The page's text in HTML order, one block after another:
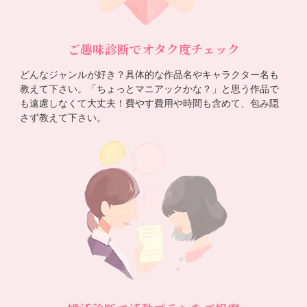
ご趣味診断でオタク度チェック
どんなジャンルが好き？具体的な作品名やキャラクター名も
教えて下さい。「ちょっとマニアックかな？」と思う作品で
も遠慮しなくて大丈夫！費やす費用や時間も含めて、包み隠
さず教えて下さい。